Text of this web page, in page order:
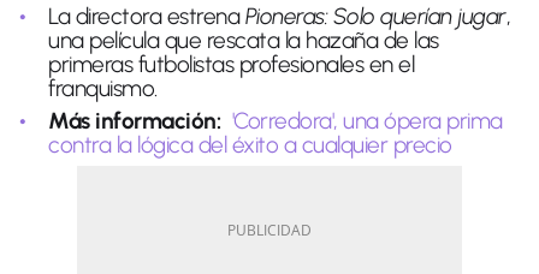
La directora estrenaPioneras: Solo querían jugar,
una película que rescata la hazaña de las
primeras futbolistas profesionales en el
franquismo.
Más información: 'Corredora', una ópera prima
contra la lógica del éxito a cualquier precio